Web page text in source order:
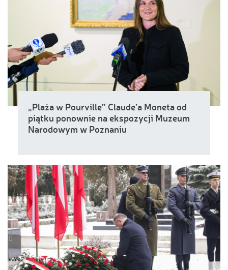
„Plaża w Pourville” Claude’a Moneta od
piątku ponownie na ekspozycji Muzeum
Narodowym w Poznaniu